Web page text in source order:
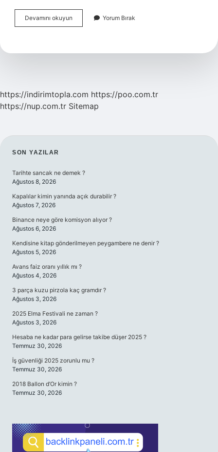
Devamını okuyun Manastır
Su
Ülkede
Yorum Bırak
https://indirimtopla.com https://poo.com.tr
https://nup.com.tr Sitemap
SIDEBAR
SON YAZILAR
Tarihte sancak ne demek ?
Ağustos 8, 2026
Kapalılar kimin yanında açık durabilir ?
Ağustos 7, 2026
Binance neye göre komisyon alıyor ?
Ağustos 6, 2026
Kendisine kitap gönderilmeyen peygambere ne denir ?
Ağustos 5, 2026
Avans faiz oranı yıllık mı ?
Ağustos 4, 2026
3 parça kuzu pirzola kaç gramdır ?
Ağustos 3, 2026
2025 Elma Festivali ne zaman ?
Ağustos 3, 2026
Hesaba ne kadar para gelirse takibe düşer 2025 ?
Temmuz 30, 2026
İş güvenliği 2025 zorunlu mu ?
Temmuz 30, 2026
2018 Ballon d’Or kimin ?
Temmuz 30, 2026